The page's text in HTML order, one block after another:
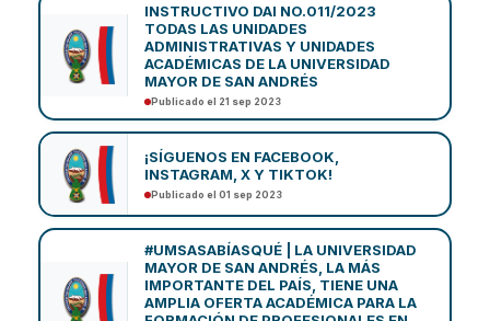
INSTRUCTIVO DAI NO.011/2023
TODAS LAS UNIDADES
ADMINISTRATIVAS Y UNIDADES
ACADÉMICAS DE LA UNIVERSIDAD
MAYOR DE SAN ANDRÉS
Publicado el 21 sep 2023
¡SÍGUENOS EN FACEBOOK,
INSTAGRAM, X Y TIKTOK!
Publicado el 01 sep 2023
#UMSASABÍASQUÉ | LA UNIVERSIDAD
MAYOR DE SAN ANDRÉS, LA MÁS
IMPORTANTE DEL PAÍS, TIENE UNA
AMPLIA OFERTA ACADÉMICA PARA LA